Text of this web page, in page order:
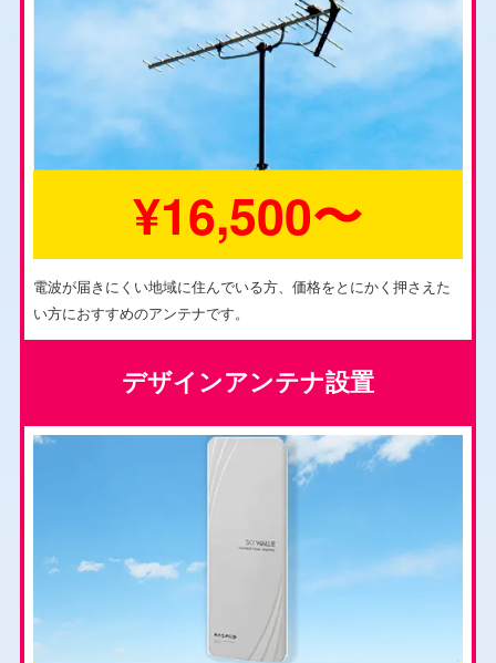
¥16,500〜
電波が届きにくい地域に住んでいる方、価格をとにかく押さえた
い方におすすめのアンテナです。
デザインアンテナ設置